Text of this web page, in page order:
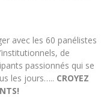
avec les 60 panélistes
de
passionnés qui se
les jours….. CROYEZ